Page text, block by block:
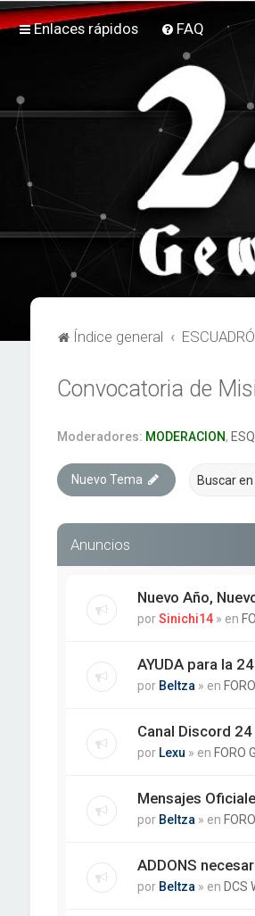
Enlaces rápidos FAQ
Índice general
Convocatoria de
Moderadores: MODERACION,
Nuevo Tema
Anuncios
Nuevo Año,
porSinichi14 » en
AYUDA para la
por Beltza » en
Canal Discord
por Lexu » en FORO
Mensajes
por Beltza » en
ADDONS
por Beltza » en DCS